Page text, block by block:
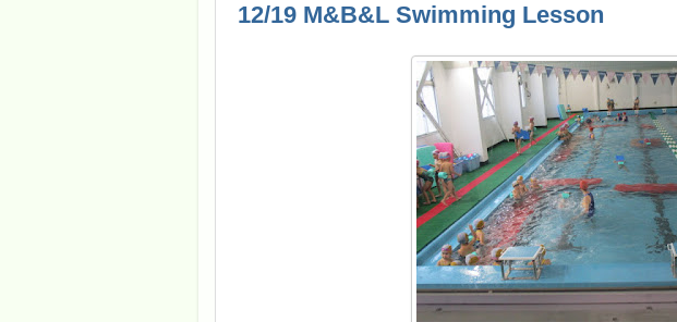
12/19 M&B&L Swimming Lesson